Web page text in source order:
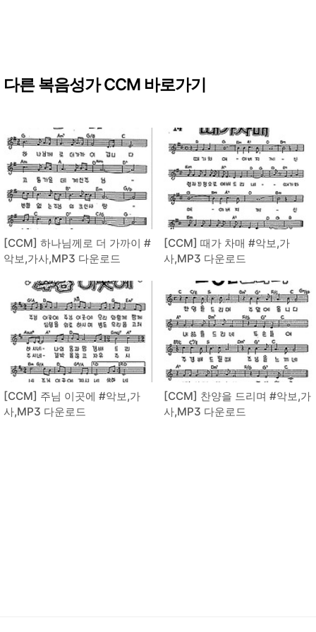
다른 복음성가 CCM 바로가기
[CCM] 하나님께로 더 가까이 #
악보,가사,MP3 다운로드
[CCM] 때가 차매 #악보,가
사,MP3 다운로드
[CCM] 주님 이곳에 #악보,가
사,MP3 다운로드
[CCM] 찬양을 드리며 #악보,가
사,MP3 다운로드